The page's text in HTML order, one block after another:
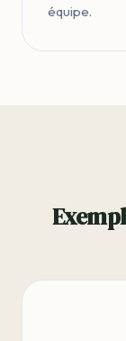
équipe.